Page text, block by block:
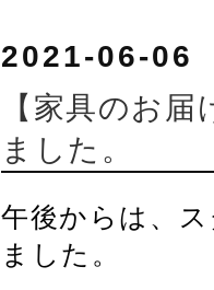
2021-06-06
【家具のお
ました。
午後からは、
ました。